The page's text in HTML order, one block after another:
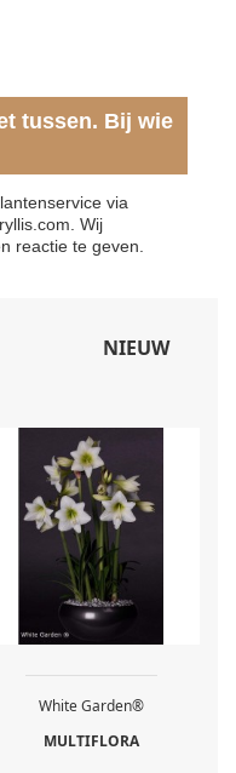
tussen. Bij wie
via
Wij
reactie te geven.
NIEUW
White Garden®
MULTIFLORA